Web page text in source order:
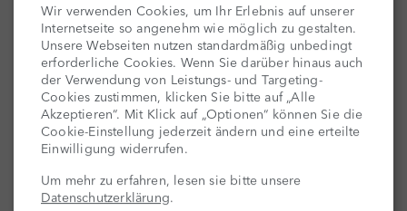
Wir verwenden Cookies, um Ihr Erlebnis auf unserer
Internetseite so angenehm wie möglich zu gestalten.
Unsere Webseiten nutzen standardmäßig unbedingt
erforderliche Cookies. Wenn Sie darüber hinaus auch
der Verwendung von Leistungs- und Targeting-
Cookies zustimmen, klicken Sie bitte auf „Alle
Akzeptieren“. Mit Klick auf „Optionen“ können Sie die
Cookie-Einstellung jederzeit ändern und eine erteilte
Einwilligung widerrufen.
Um mehr zu erfahren, lesen sie bitte unsere
Datenschutzerklärung.